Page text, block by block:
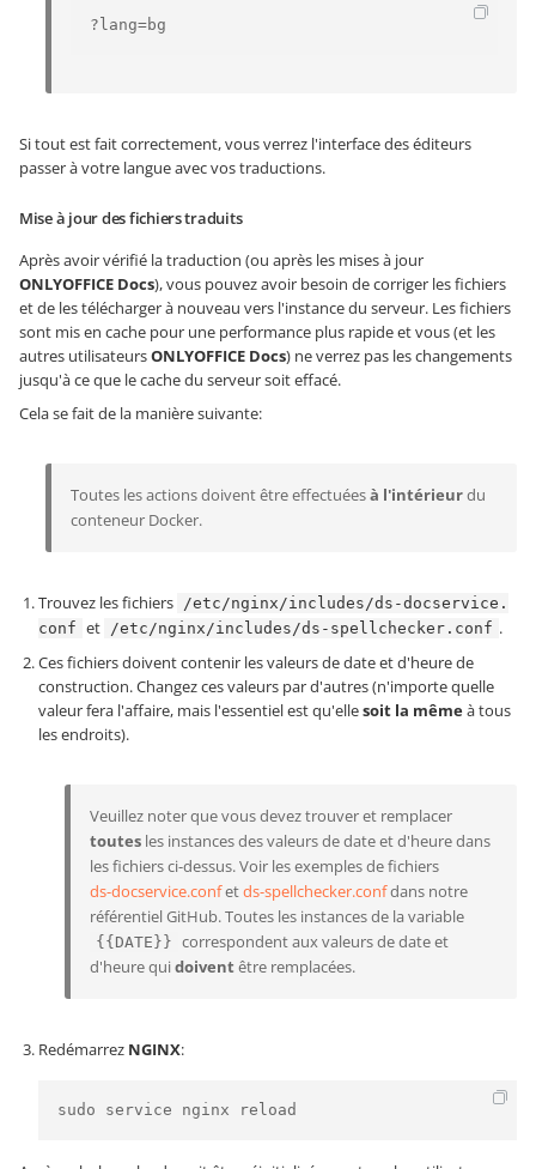
?lang=bg
Si tout est fait correctement, vous verrez l'interface des éditeurs
passer à votre langue avec vos traductions.
Mise à jour des fichiers traduits
Après avoir vérifié la traduction (ou après les mises à jour
ONLYOFFICE Docs), vous pouvez avoir besoin de corriger les fichiers
et de les télécharger à nouveau vers l'instance du serveur. Les fichiers
sont mis en cache pour une performance plus rapide et vous (et les
autres utilisateursONLYOFFICE Docs) ne verrez pas les changements
jusqu'à ce que le cache du serveur soit effacé.
Cela se fait de la manière suivante:
Toutes les actions doivent être effectuéesà l'intérieurdu
conteneur Docker.
Trouvez les fichiers /etc/nginx/includes/ds-docservice.
conf et /etc/nginx/includes/ds-spellchecker.conf .
Ces fichiers doivent contenir les valeurs de date et d'heure de
construction. Changez ces valeurs par d'autres (n'importe quelle
valeur fera l'affaire, mais l'essentiel est qu'ellesoit la mêmeà tous
les endroits).
Veuillez noter que vous devez trouver et remplacer
toutes les instances des valeurs de date et d'heure dans
les fichiers ci-dessus. Voir les exemples de fichiers
ds-docservice.confetds-spellchecker.confdans notre
référentiel GitHub. Toutes les instances de la variable
{{DATE}} correspondent aux valeurs de date et
d'heure quidoiventêtre remplacées.
Redémarrez NGINX:
sudo service nginx reload